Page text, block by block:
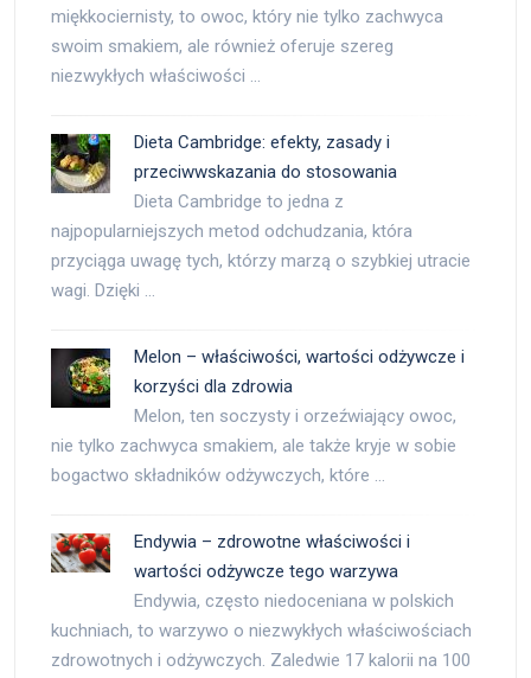
miękkociernisty, to owoc, który nie tylko zachwyca
swoim smakiem, ale również oferuje szereg
niezwykłych właściwości …
Dieta Cambridge: efekty, zasady i
przeciwwskazania do stosowania
Dieta Cambridge to jedna z
najpopularniejszych metod odchudzania, która
przyciąga uwagę tych, którzy marzą o szybkiej utracie
wagi. Dzięki …
Melon – właściwości, wartości odżywcze i
korzyści dla zdrowia
Melon, ten soczysty i orzeźwiający owoc,
nie tylko zachwyca smakiem, ale także kryje w sobie
bogactwo składników odżywczych, które …
Endywia – zdrowotne właściwości i
wartości odżywcze tego warzywa
Endywia, często niedoceniana w polskich
kuchniach, to warzywo o niezwykłych właściwościach
zdrowotnych i odżywczych. Zaledwie 17 kalorii na 100